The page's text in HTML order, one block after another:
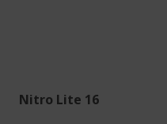
Nitro Lite 16